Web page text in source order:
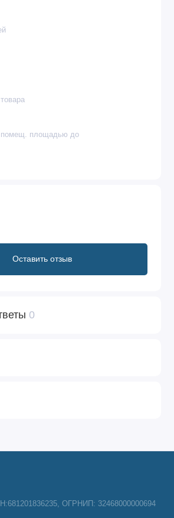
площадью до
Оставить отзыв
0
ОГРНИП: 32468000000694